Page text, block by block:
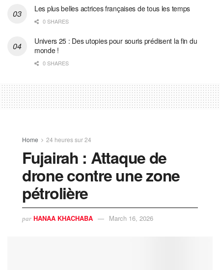
Les plus belles actrices françaises de tous les temps
0 SHARES
Univers 25 : Des utopies pour souris prédisent la fin du
monde !
0 SHARES
Home 24 heures sur 24
Fujairah : Attaque de
drone contre une zone
pétrolière
par HANAA KHACHABA March 16, 2026